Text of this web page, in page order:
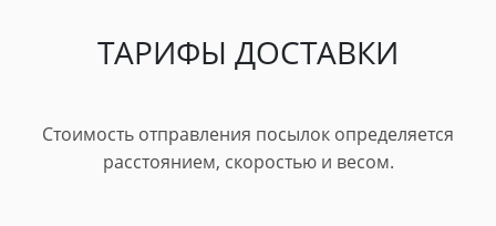
ТАРИФЫ ДОСТАВКИ
Стоимость отправления посылок определяется
расстоянием, скоростью и весом.